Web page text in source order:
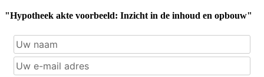
"Hypotheek akte voorbeeld: Inzicht in de inhoud en opbouw"